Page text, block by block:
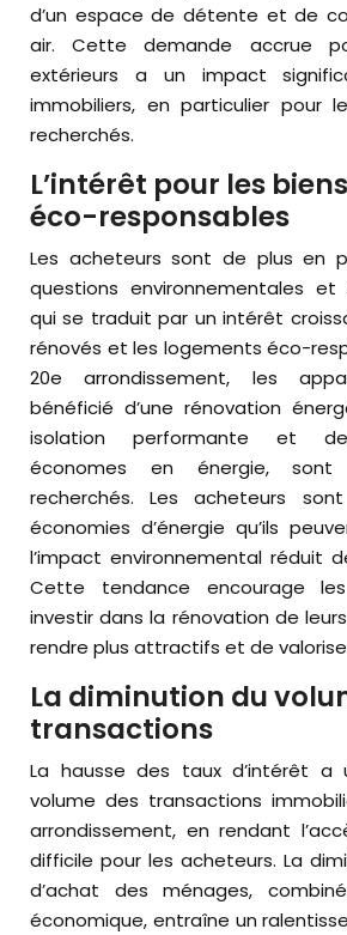
d’un espace de détente et de
air. Cette demande accrue
extérieurs a un impact
immobiliers, en particulier pour
recherchés.
L’intérêt pour les
éco-responsables
Les acheteurs sont de plus en
questions environnementales et
qui se traduit par un intérêt
rénovés et les logements éco-
20e arrondissement, les
bénéficié d’une rénovation
isolation performante et
économes en énergie, sont
recherchés. Les acheteurs
économies d’énergie qu’ils
l’impact environnemental réduit
Cette tendance encourage
investir dans la rénovation de
rendre plus attractifs et de
La diminution du
transactions
La hausse des taux d’intérêt
volume des transactions
arrondissement, en rendant
difficile pour les acheteurs. La
d’achat des ménages,
économique, entraîne un